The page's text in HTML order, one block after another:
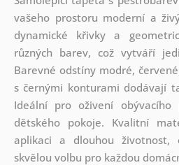
vašeho prostoru moderní a
dynamické křivky a
různých barev, což vytváří
Barevné odstíny modré,
s černými konturami dodávají
Ideální pro oživení obývacího
dětského pokoje. Kvalitní
aplikaci a dlouhou
skvělou volbu pro každou